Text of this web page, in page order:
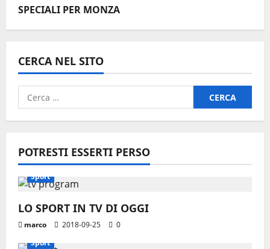
SPECIALI PER MONZA
CERCA NEL SITO
Ricerca
per:
POTRESTI ESSERTI PERSO
Sport
LO SPORT IN TV DI OGGI
marco 2018-09-25
0
Sport